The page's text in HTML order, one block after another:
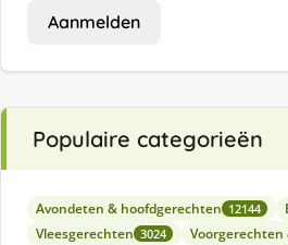
Aanmelden
Populaire categorieën
Avondeten & hoofdgerechten 12144
Vleesgerechten 3024 Voorgerechten